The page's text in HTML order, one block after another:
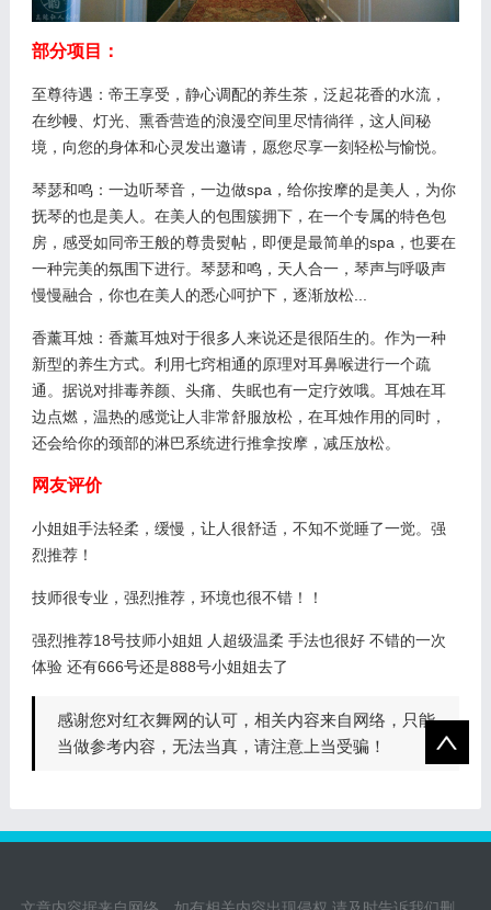
部分项目：
至尊待遇：帝王享受，静心调配的养生茶，泛起花香的水流，
在纱幔、灯光、熏香营造的浪漫空间里尽情徜徉，这人间秘
境，向您的身体和心灵发出邀请，愿您尽享一刻轻松与愉悦。
琴瑟和鸣：一边听琴音，一边做spa，给你按摩的是美人，为你
抚琴的也是美人。在美人的包围簇拥下，在一个专属的特色包
房，感受如同帝王般的尊贵熨帖，即便是最简单的spa，也要在
一种完美的氛围下进行。琴瑟和鸣，天人合一，琴声与呼吸声
慢慢融合，你也在美人的悉心呵护下，逐渐放松...
香薰耳烛：香薰耳烛对于很多人来说还是很陌生的。作为一种
新型的养生方式。利用七窍相通的原理对耳鼻喉进行一个疏
通。据说对排毒养颜、头痛、失眠也有一定疗效哦。耳烛在耳
边点燃，温热的感觉让人非常舒服放松，在耳烛作用的同时，
还会给你的颈部的淋巴系统进行推拿按摩，减压放松。
网友评价
小姐姐手法轻柔，缓慢，让人很舒适，不知不觉睡了一觉。强
烈推荐！
技师很专业，强烈推荐，环境也很不错！！
强烈推荐18号技师小姐姐 人超级温柔 手法也很好 不错的一次
体验 还有666号还是888号小姐姐去了
感谢您对红衣舞网的认可，相关内容来自网络，只能
当做参考内容，无法当真，请注意上当受骗！